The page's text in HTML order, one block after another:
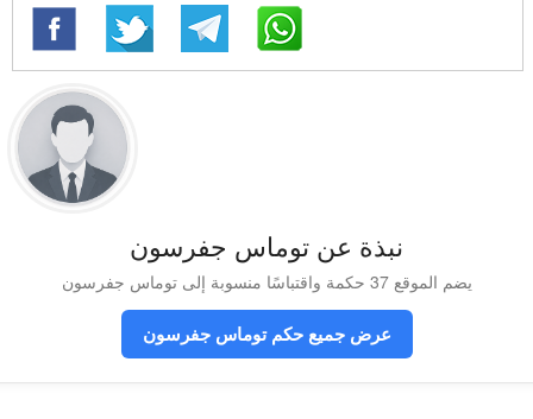
نبذة عن توماس جفرسون
يضم الموقع 37 حكمة واقتباسًا منسوبة إلى توماس جفرسون
عرض جميع حكم توماس جفرسون